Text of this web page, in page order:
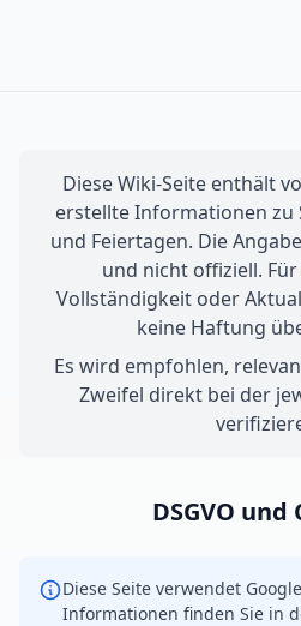
Diese Wiki-Seite enthält
erstellte Informationen zu
und Feiertagen. Die
und nicht offiziell.
Vollständigkeit oder
keine Haftung
Es wird empfohlen,
Zweifel direkt bei der
DSGVO und
Diese Seite verwendet
Informationen finden Sie in